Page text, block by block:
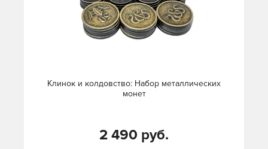
Клинок и колдовство: Набор металлических
монет
2 490 руб.